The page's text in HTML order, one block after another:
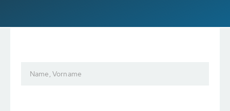
Name, Vorname